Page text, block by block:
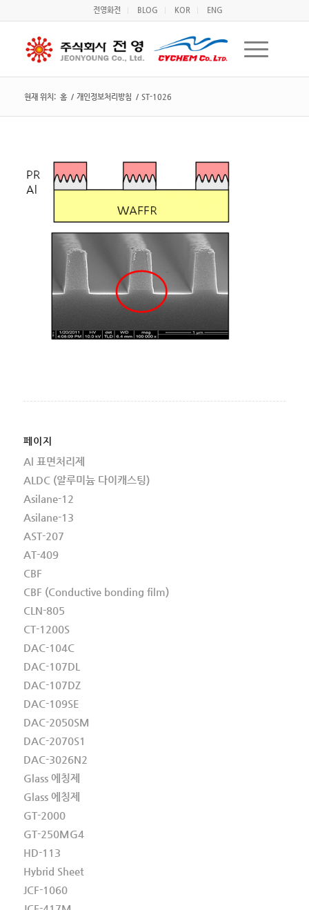
전영화전 BLOG KOR ENG
현재 위치: 홈 / 개인정보처리방침 / ST-1026
페이지
Al 표면처리제
ALDC (알루미늄 다이캐스팅)
Asilane-12
Asilane-13
AST-207
AT-409
CBF
CBF (Conductive bonding film)
CLN-805
CT-1200S
DAC-104C
DAC-107DL
DAC-107DZ
DAC-109SE
DAC-2050SM
DAC-2070S1
DAC-3026N2
Glass 에칭제
Glass 에칭제
GT-2000
GT-250MG4
HD-113
Hybrid Sheet
JCF-1060